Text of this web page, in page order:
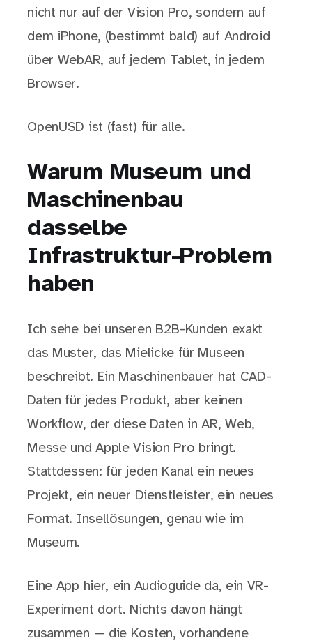
nicht nur auf der Vision Pro, sondern auf
dem iPhone, (bestimmt bald) auf Android
über WebAR, auf jedem Tablet, in jedem
Browser.
OpenUSD ist (fast) für alle.
Warum Museum und
Maschinenbau
dasselbe
Infrastruktur-Problem
haben
Ich sehe bei unseren B2B-Kunden exakt
das Muster, das Mielicke für Museen
beschreibt. Ein Maschinenbauer hat CAD-
Daten für jedes Produkt, aber keinen
Workflow, der diese Daten in AR, Web,
Messe und Apple Vision Pro bringt.
Stattdessen: für jeden Kanal ein neues
Projekt, ein neuer Dienstleister, ein neues
Format. Insellösungen, genau wie im
Museum.
Eine App hier, ein Audioguide da, ein VR-
Experiment dort. Nichts davon hängt
zusammen — die Kosten, vorhandene